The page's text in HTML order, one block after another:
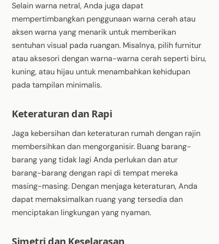
Selain warna netral, Anda juga dapat
mempertimbangkan penggunaan warna cerah atau
aksen warna yang menarik untuk memberikan
sentuhan visual pada ruangan. Misalnya, pilih furnitur
atau aksesori dengan warna-warna cerah seperti biru,
kuning, atau hijau untuk menambahkan kehidupan
pada tampilan minimalis.
Keteraturan dan Rapi
Jaga kebersihan dan keteraturan rumah dengan rajin
membersihkan dan mengorganisir. Buang barang-
barang yang tidak lagi Anda perlukan dan atur
barang-barang dengan rapi di tempat mereka
masing-masing. Dengan menjaga keteraturan, Anda
dapat memaksimalkan ruang yang tersedia dan
menciptakan lingkungan yang nyaman.